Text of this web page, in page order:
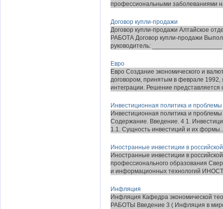
профессиональными заболеваниями
Договор купли-продажи
Договор купли-продажи Алтайское
РАБОТА Договор купли-продажи
руководитель: ____________________
Евро
Евро Создание экономического и
договором, принятым в феврале 1992,
интеграции. Решение представляется
Инвестиционная политика и
Инвестиционная политика и
Содержание. Введение. 4 1.
1.1. Сущность инвестиций и их
Иностранные инвестиции в
Иностранные инвестиции в
профессионального образования
и информационных технологий
Инфляция
Инфляция Кафедра экономической
РАБОТЫ Введение 3 ( Инфляция в